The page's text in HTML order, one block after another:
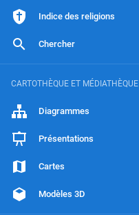
Indice des religions
Chercher
CARTOTHÈQUE ET MÉDIATHÈQUE
Diagrammes
Présentations
Cartes
Modèles 3D